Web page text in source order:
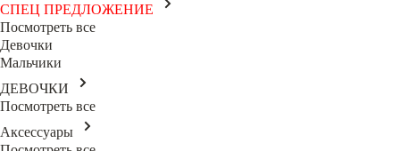
СПЕЦ ПРЕДЛОЖЕНИЕ
Посмотреть все
Девочки
Мальчики
ДЕВОЧКИ
Посмотреть все
Аксессуары